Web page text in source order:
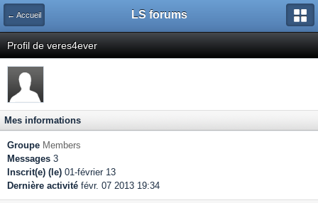
← Accueil LS forums
Profil de veres4ever
Mes informations
Groupe Members
Messages 3
Inscrit(e) (le) 01-février 13
Dernière activité févr. 07 2013 19:34